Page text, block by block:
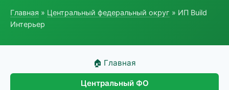
Главная » Центральный федеральный округ » ИП Build
Интерьер
🏠 Главная
Центральный ФО